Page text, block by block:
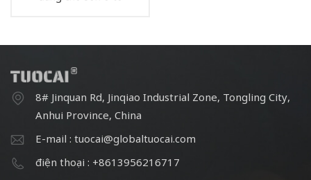
8# Jinquan Rd, Jinqiao Industrial Zone, Tongling City,
Anhui Province, China
E-mail : tuocai@globaltuocai.com
điện thoại : +8613956216717